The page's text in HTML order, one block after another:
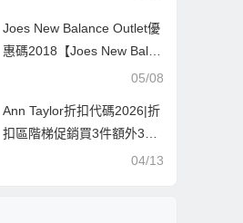
Joes New Balance Outlet優
惠碼2018【Joes New Balan
ce Outlet】額外8折,所有鞋
05/08
Ann Taylor折扣代碼2026|折
扣區階梯促銷買3件額外3
折，2件額外4折，1件額外5
04/13